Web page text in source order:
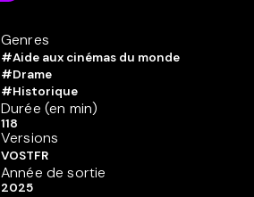
Genres
#Aide aux cinémas du monde
#Drame
#Historique
Durée (en min)
118
Versions
VOSTFR
Année de sortie
2025